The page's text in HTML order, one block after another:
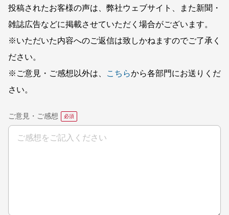
投稿されたお客様の声は、弊社ウェブサイト、また新聞・
雑誌広告などに掲載させていただく場合がございます。
※いただいた内容へのご返信は致しかねますのでご了承く
ださい。
※ご意見・ご感想以外は、
こちらから各部門にお送りくだ
さい。
ご意見・ご感想